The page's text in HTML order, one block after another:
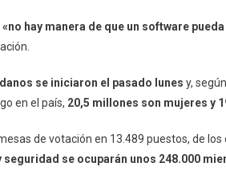
hay manera de que un software
se iniciaron el pasado lunes y,
en el país, 20,5 millones son mujeres y
de votación en 13.489 puestos, de los
seguridad se ocuparán unos 248.000